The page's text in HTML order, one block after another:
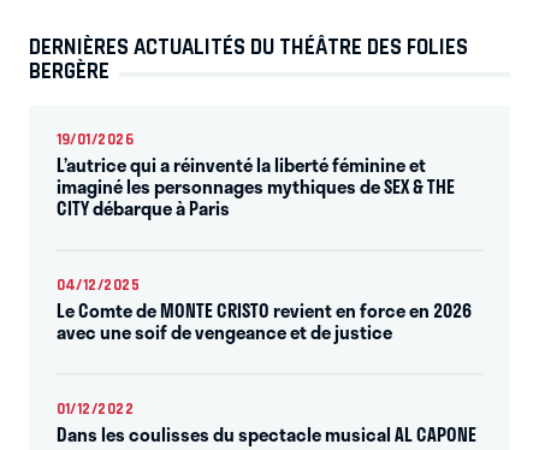
DERNIÈRES ACTUALITÉS DU THÉÂTRE DES FOLIES
BERGÈRE
19/01/2026
L’autrice qui a réinventé la liberté féminine et
imaginé les personnages mythiques de SEX & THE
CITY débarque à Paris
04/12/2025
Le Comte de MONTE CRISTO revient en force en 2026
avec une soif de vengeance et de justice
01/12/2022
Dans les coulisses du spectacle musical AL CAPONE